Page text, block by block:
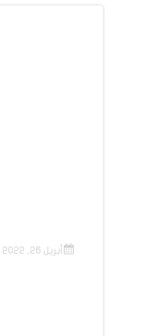
أبريل 26, 2022